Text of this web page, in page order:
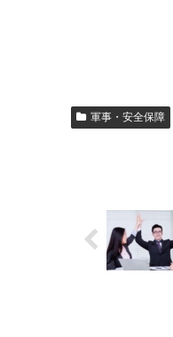
軍事・安全保障